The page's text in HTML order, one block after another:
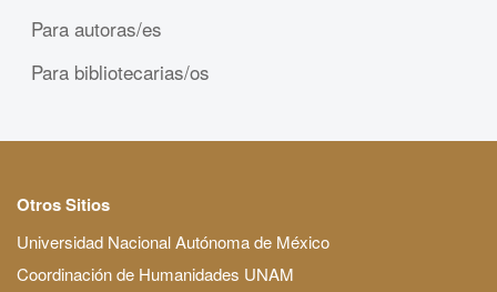
Para autoras/es
Para bibliotecarias/os
Otros Sitios
Universidad Nacional Autónoma de México
Coordinación de Humanidades UNAM